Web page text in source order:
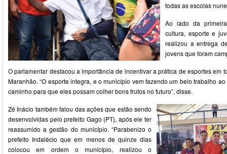
todas as escolas
Ao lado da
cultura, esporte e
realizou a entrega
jovens que foram
O parlamentar destacou a importância de incentivar a prática de esportes em
Maranhão. “O esporte integra, e o município vem fazendo um belo trabalho
caminho para que eles possam colher bons frutos no futuro”, disse.
Zé Inácio também falou das ações que estão sendo
desenvolvidas pelo prefeito Gago (PT), após ele ter
reassumido a gestão do município. “Parabenizo o
prefeito Indalécio que em menos de quinze dias
colocou em ordem o município, realizou o